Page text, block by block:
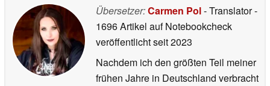
Übersetzer:Carmen Pol- Translator-
1696 Artikel auf Notebookcheck
veröffentlichtseit 2023
Nachdem ich den größten Teil meiner
frühen Jahre in Deutschland verbracht